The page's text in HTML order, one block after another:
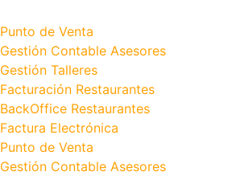
Punto de Venta
Gestión Contable Asesores
Gestión Talleres
Facturación Restaurantes
BackOffice Restaurantes
Factura Electrónica
Punto de Venta
Gestión Contable Asesores